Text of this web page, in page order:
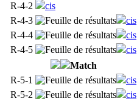
R-4-2
cis
R-4-3
cis
R-4-4
cis
R-4-5
cis
Match
R-5-1
cis
R-5-2
cis